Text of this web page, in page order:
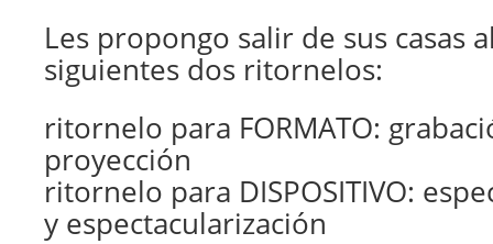
Les propongo salir de sus casas
siguientes dos ritornelos:
ritornelo para FORMATO:
proyección
ritornelo para DISPOSITIVO:
y espectacularización